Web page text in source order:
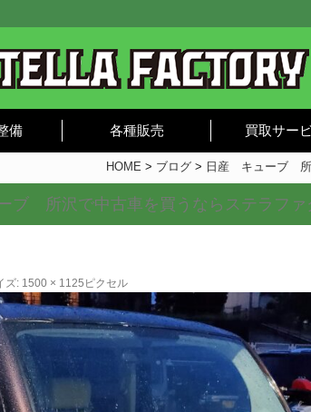
備 各種販売 買取サー
HOME > ブログ > 日産 キューブ 所
ブ 所沢で中古車を買うならステラファ
ズ: 1500 × 1125 ピクセル